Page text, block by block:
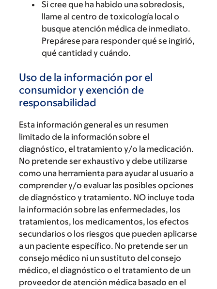
Si cree que ha habido una sobredosis,
llame al centro de toxicología local o
busque atención médica de inmediato.
Prepárese para responder qué se ingirió,
qué cantidad y cuándo.
Uso de la información por el
consumidor y exención de
responsabilidad
Esta información general es un resumen
limitado de la información sobre el
diagnóstico, el tratamiento y/o la medicación.
No pretende ser exhaustivo y debe utilizarse
como una herramienta para ayudar al usuario a
comprender y/o evaluar las posibles opciones
de diagnóstico y tratamiento. NO incluye toda
la información sobre las enfermedades, los
tratamientos, los medicamentos, los efectos
secundarios o los riesgos que pueden aplicarse
a un paciente específico. No pretende ser un
consejo médico ni un sustituto del consejo
médico, el diagnóstico o el tratamiento de un
proveedor de atención médica basado en el